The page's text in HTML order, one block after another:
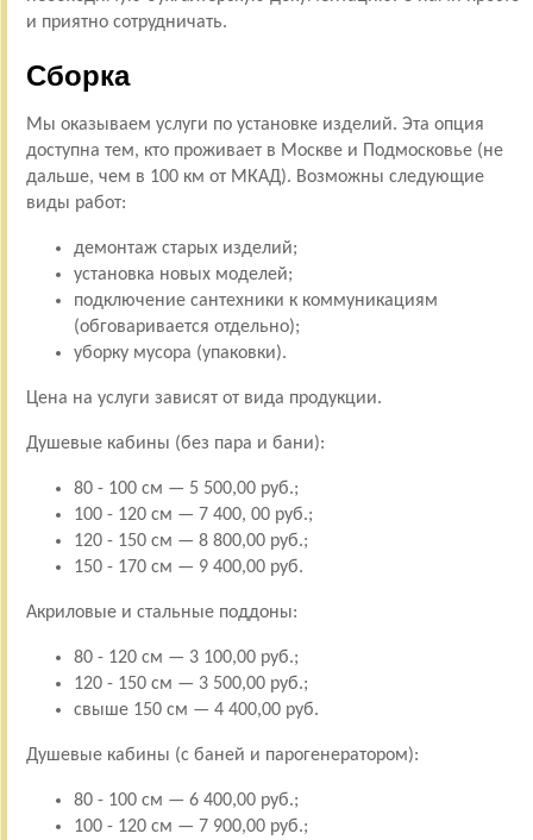
и приятно сотрудничать.
Сборка
Мы оказываем услуги по установке изделий. Эта опция
доступна тем, кто проживает в Москве и Подмосковье (не
дальше, чем в 100 км от МКАД). Возможны следующие
виды работ:
демонтаж старых изделий;
установка новых моделей;
подключение сантехники к коммуникациям
(обговаривается отдельно);
уборку мусора (упаковки).
Цена на услуги зависят от вида продукции.
Душевые кабины (без пара и бани):
80 - 100 см — 5 500,00 руб.;
100 - 120 см — 7 400, 00 руб.;
120 - 150 см — 8 800,00 руб.;
150 - 170 см — 9 400,00 руб.
Акриловые и стальные поддоны:
80 - 120 см — 3 100,00 руб.;
120 - 150 см — 3 500,00 руб.;
свыше 150 см — 4 400,00 руб.
Душевые кабины (с баней и парогенератором):
80 - 100 см — 6 400,00 руб.;
100 - 120 см — 7 900,00 руб.;